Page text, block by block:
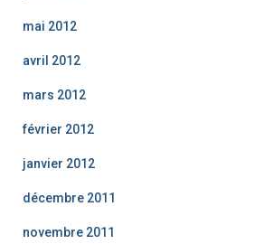
mai 2012
avril 2012
mars 2012
février 2012
janvier 2012
décembre 2011
novembre 2011